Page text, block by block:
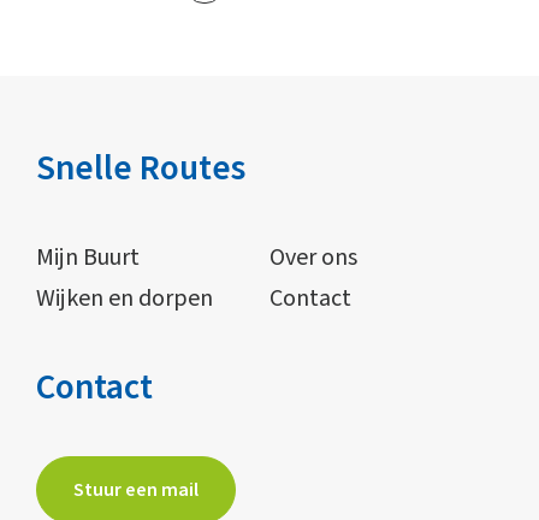
Snelle Routes
Mijn Buurt
Over ons
Wijken en dorpen
Contact
Contact
Stuur een mail